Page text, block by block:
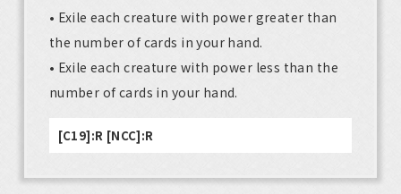
• Exile each creature with power greater than
the number of cards in your hand.
• Exile each creature with power less than the
number of cards in your hand.
[C19]:R [NCC]:R